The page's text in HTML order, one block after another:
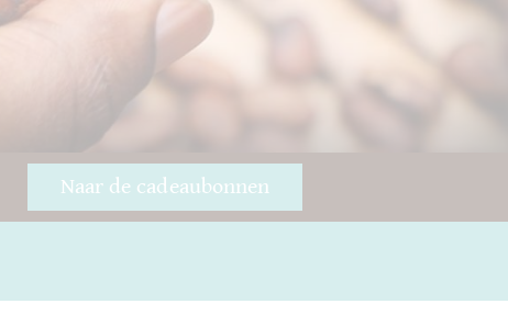
Naar de cadeaubonnen